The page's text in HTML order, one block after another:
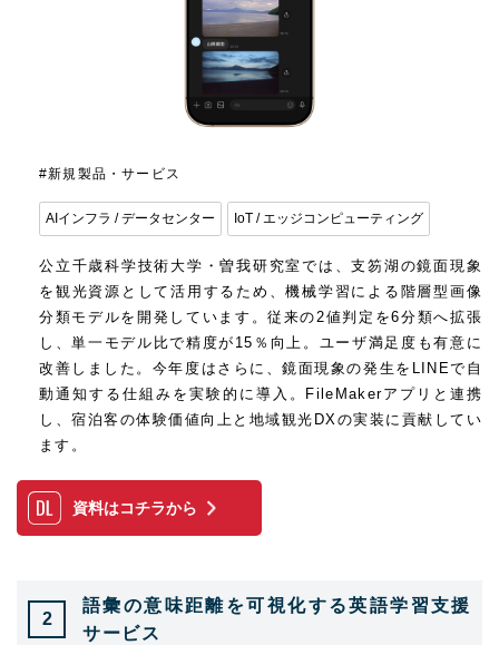
#新規製品・サービス
AIインフラ / データセンター IoT / エッジコンピューティング
公立千歳科学技術大学・曽我研究室では、支笏湖の鏡面現象
を観光資源として活用するため、機械学習による階層型画像
分類モデルを開発しています。従来の2値判定を6分類へ拡張
し、単一モデル比で精度が15％向上。ユーザ満足度も有意に
改善しました。今年度はさらに、鏡面現象の発生をLINEで自
動通知する仕組みを実験的に導入。FileMakerアプリと連携
し、宿泊客の体験価値向上と地域観光DXの実装に貢献してい
ます。
資料はコチラから
2
語彙の意味距離を可視化する英語学習支援
サービス